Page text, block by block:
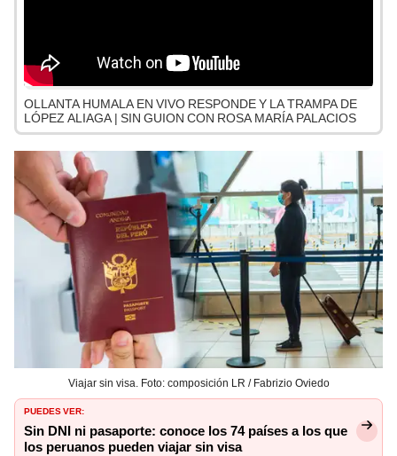
OLLANTA HUMALA EN VIVO RESPONDE Y LA TRAMPA DE
LÓPEZ ALIAGA | SIN GUION CON ROSA MARÍA PALACIOS
Viajar sin visa. Foto: composición LR / Fabrizio Oviedo
PUEDES VER:
Sin DNI ni pasaporte: conoce los 74 países a los que
los peruanos pueden viajar sin visa